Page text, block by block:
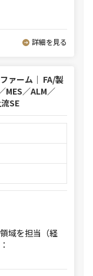
詳細を見る
ァーム｜ FA/製
MES／ALM／
SE
域を担当（経